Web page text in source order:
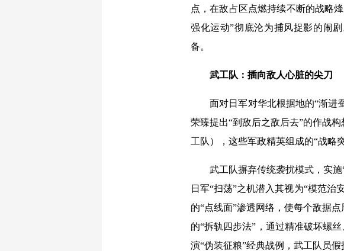
点，在敌占区点燃持续不断的战略
强化运动”彻底沦为捕风捉影的闹
备。
武工队：插向敌人心脏的尖刀
面对日军对华北根据地的“渐进蚕
荣臻提出“到敌后之敌后去”的作战
工队），这些军政精英组成的“战略
武工队摒弃传统袭扰模式，实施“
日军“扫荡”之机潜入其视为“模范
的“点线面”渗透网络，使每个敌据
的“拆轨四步法”，通过精准破坏螺
演“伪装征粮”经典战例，武工队员